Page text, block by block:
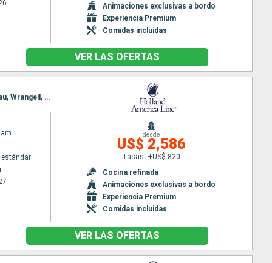
Animaciones exclusivas a bordo
Experiencia Premium
Comidas incluidas
VER LAS OFERTAS
Itinerario : Vancouver, Sitka, Anchorage, Homer, Kodiak, Valdez, Hubard Glacier, Glacier Bay, Juneau, Wrangell, Ketchikán, Prince Rupert, Vancouver
desde
US$ 2,586
Tasas: +US$ 820
Cocina refinada
Animaciones exclusivas a bordo
Experiencia Premium
Comidas incluidas
VER LAS OFERTAS